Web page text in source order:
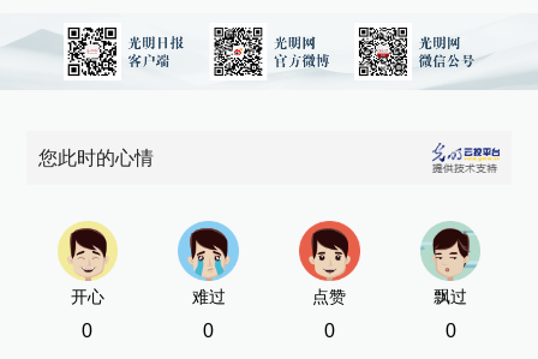
您此时的心情
开心
0
难过
0
点赞
0
飘过
0